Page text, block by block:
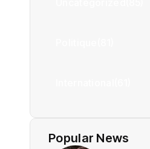
Popular News